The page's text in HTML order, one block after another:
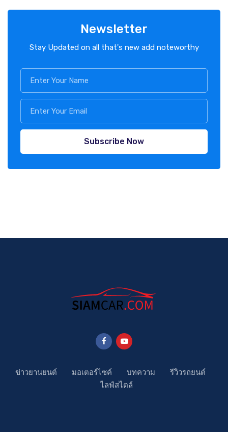
Newsletter
Stay Updated on all that's new add noteworthy
Subscribe Now
ข่าวยานยนต์ มอเตอร์ไซค์ บทความ
รีวิวรถยนต์
ไลฟ์สไตล์